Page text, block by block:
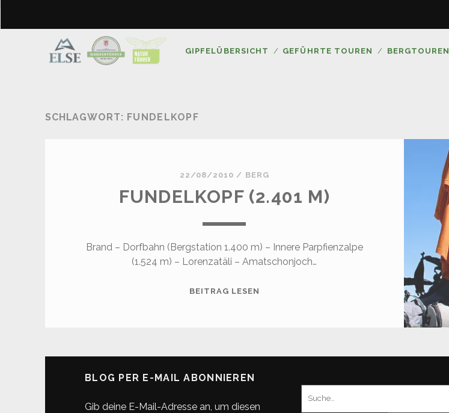
GIPFELÜBERSICHT GEFÜHRTE TOUREN BERGTOUREN
SCHLAGWORT: FUNDELKOPF
22/08/2010 / BERG
FUNDELKOPF (2.401 M)
Brand – Dorfbahn (Bergstation 1.400 m) – Innere Parpfienzalpe
(1.524 m) – Lorenzatäli – Amatschonjoch…
BEITRAG LESEN
BLOG PER E-MAIL ABONNIEREN
Gib deine E-Mail-Adresse an, um diesen